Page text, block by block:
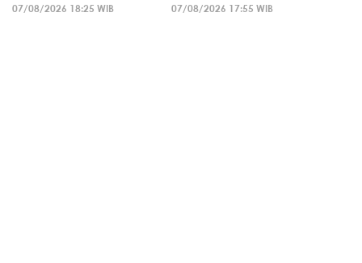
07/08/2026 18:25 WIB
07/08/2026 17:55 WIB